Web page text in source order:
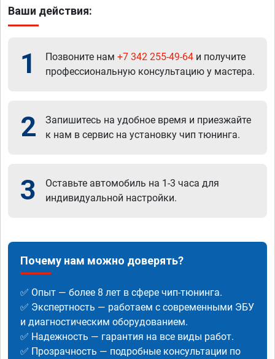
Ваши действия:
1 Позвоните нам +7 342 255-49-64 и получите
профессиональную консультацию у мастера.
2
Запишитесь на удобное время и приезжайте
к нам в сервис на установку чип тюнинга.
3
Оставьте автомобиль на 1-3 часа для
индивидуальной настройки.
Почему нам можно доверять?
✅ Опыт — более 8 лет в сфере чип-тюнинга.
✅ Экспертность — работаем с современными ЭБУ
и диагностическим оборудованием.
✅ Надежность — гарантия на все виды работ.
✅ Прозрачность — подробные консультации по